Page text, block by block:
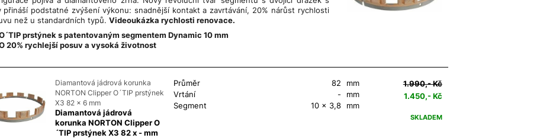
přináší podstatné zvýšení výkonu: snadnější kontakt a zavrtávání, 20% nárůst rychlosti
než u standardních typů. Videoukázka rychlosti renovace.
prstýnek s patentovaným segmentem Dynamic 10 mm
20% rychlejší posuv a vysoká životnost
Diamantová jádrová korunka
NORTON Clipper O´TIP prstýnek
X3 82 x 6 mm
Diamantová jádrová
korunka NORTON Clipper O
´TIP prstýnek X3 82 x - mm
Průměr 82
mm
Vrtání
-
mm
Segment
10 x 3,8 mm
1.990,- Kč
1.450,- Kč
SKLADEM